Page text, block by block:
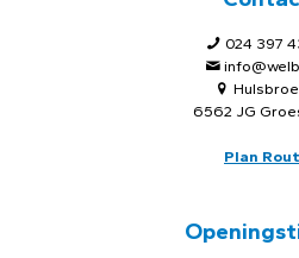
024 397
6562 JG
Plan